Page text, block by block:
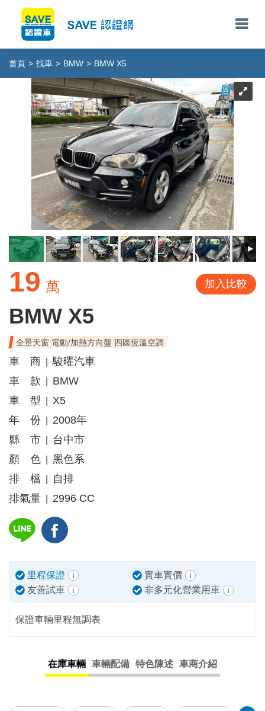
首頁 > 找車 > BMW > BMW X5
19 萬 加入比較
BMW X5
全景天窗 電動/加熱方向盤 四區恆溫空調
車 商
駿曜汽車
車 款
BMW
車 型
X5
年 份
2008年
縣 市
台中市
顏 色
黑色系
排 檔
自排
排氣量
2996 CC
里程保證
實車實價
友善試車
非多元化營業用車
保證車輛里程無調表
在庫車輛 車輛配備 特色陳述 車商介紹